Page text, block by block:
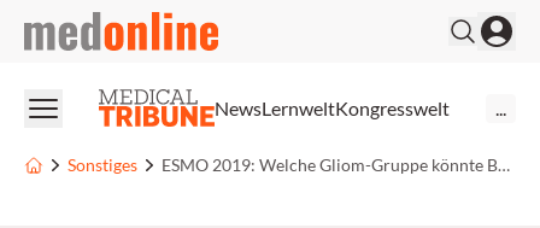
medonline
NewsLernweltKongresswelt
Sonstiges ESMO 2019: Welche Gliom-Gruppe könnte Benefit von Immuntherapie haben?